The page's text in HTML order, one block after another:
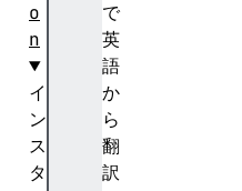
で
英
語
か
ら
翻
訳
o
n
イ
ン
ス
タ